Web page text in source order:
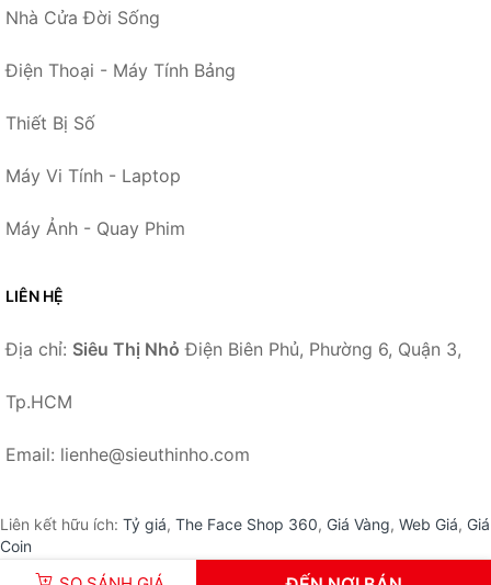
Nhà Cửa Đời Sống
Điện Thoại - Máy Tính Bảng
Thiết Bị Số
Máy Vi Tính - Laptop
Máy Ảnh - Quay Phim
LIÊN HỆ
Địa chỉ: Siêu Thị Nhỏ Điện Biên Phủ, Phường 6, Quận 3,
Tp.HCM
Email: lienhe@sieuthinho.com
Liên kết hữu ích: Tỷ giá, The Face Shop 360, Giá Vàng, Web Giá, Giá
Coin